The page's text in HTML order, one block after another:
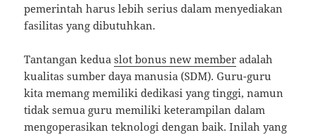
pemerintah harus lebih serius dalam menyediakan
fasilitas yang dibutuhkan.
Tantangan keduaslot bonus new member adalah
kualitas sumber daya manusia (SDM). Guru-guru
kita memang memiliki dedikasi yang tinggi, namun
tidak semua guru memiliki keterampilan dalam
mengoperasikan teknologi dengan baik. Inilah yang